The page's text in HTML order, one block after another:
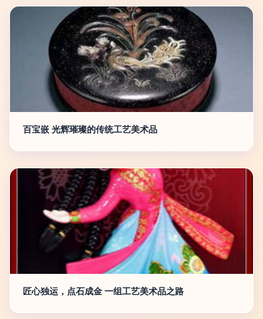
百宝嵌 光辉璀璨的传统工艺美术品
匠心独运，点石成金 一组工艺美术品之路